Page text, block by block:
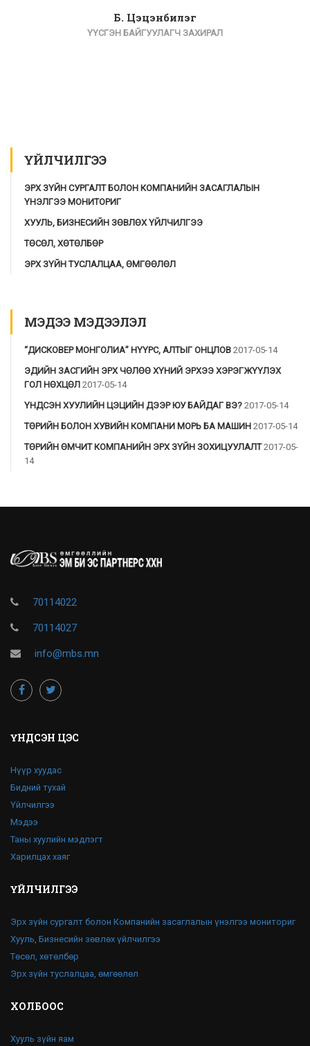
Б. Цэцэнбилэг
ҮҮСГЭН БАЙГУУЛАГЧ ЗАХИРАЛ
ҮЙЛЧИЛГЭЭ
ЭРХ ЗҮЙН СУРГАЛТ БОЛОН КОМПАНИЙН ЗАСАГЛАЛЫН
ҮНЭЛГЭЭ МОНИТОРИГ
ХУУЛЬ, БИЗНЕСИЙН ЗӨВЛӨХ ҮЙЛЧИЛГЭЭ
ТӨСӨЛ, ХӨТӨЛБӨР
ЭРХ ЗҮЙН ТУСЛАЛЦАА, ӨМГӨӨЛӨЛ
МЭДЭЭ МЭДЭЭЛЭЛ
“ДИСКОВЕР МОНГОЛИА” НҮҮРС, АЛТЫГ ОНЦЛОВ 2017-05-14
ЭДИЙН ЗАСГИЙН ЭРХ ЧӨЛӨӨ ХҮНИЙ ЭРХЭЭ ХЭРЭГЖҮҮЛЭХ
ГОЛ НӨХЦӨЛ 2017-05-14
ҮНДСЭН ХУУЛИЙН ЦЭЦИЙН ДЭЭР ЮУ БАЙДАГ ВЭ? 2017-05-14
ТӨРИЙН БОЛОН ХУВИЙН КОМПАНИ МОРЬ БА МАШИН 2017-05-14
ТӨРИЙН ӨМЧИТ КОМПАНИЙН ЭРХ ЗҮЙН ЗОХИЦУУЛАЛТ 2017-05-
14
70114022
70114027
info@mbs.mn
ҮНДСЭН ЦЭС
Нүүр хуудас
Бидний тухай
Үйлчилгээ
Мэдээ
Таны хуулийн мэдлэгт
Харилцах хаяг
ҮЙЛЧИЛГЭЭ
Эрх зүйн сургалт болон Компанийн засаглалын үнэлгээ мониториг
Хууль, Бизнесийн зөвлөх үйлчилгээ
Төсөл, хөтөлбөр
Эрх зүйн туслалцаа, өмгөөлөл
ХОЛБООС
Хууль зүйн яам